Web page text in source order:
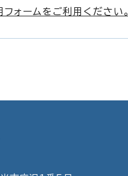
ォームをご利用ください。